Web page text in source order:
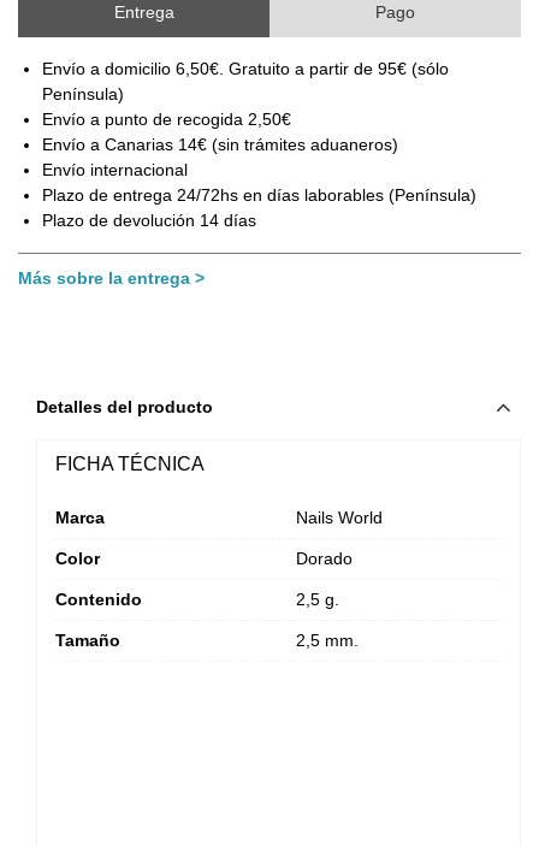
Entrega Pago
Envío a domicilio 6,50€. Gratuito a partir de 95€ (sólo
Península)
Envío a punto de recogida 2,50€
Envío a Canarias 14€ (sin trámites aduaneros)
Envío internacional
Plazo de entrega 24/72hs en días laborables (Península)
Plazo de devolución 14 días
Más sobre la entrega
Detalles del producto
FICHA TÉCNICA
Marca Nails World
Color Dorado
Contenido 2,5 g.
Tamaño 2,5 mm.